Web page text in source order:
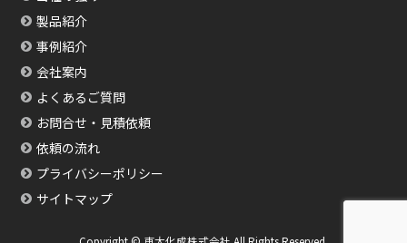
製品紹介
事例紹介
会社案内
よくあるご質問
お問合せ・見積依頼
依頼の流れ
プライバシーポリシー
サイトマップ